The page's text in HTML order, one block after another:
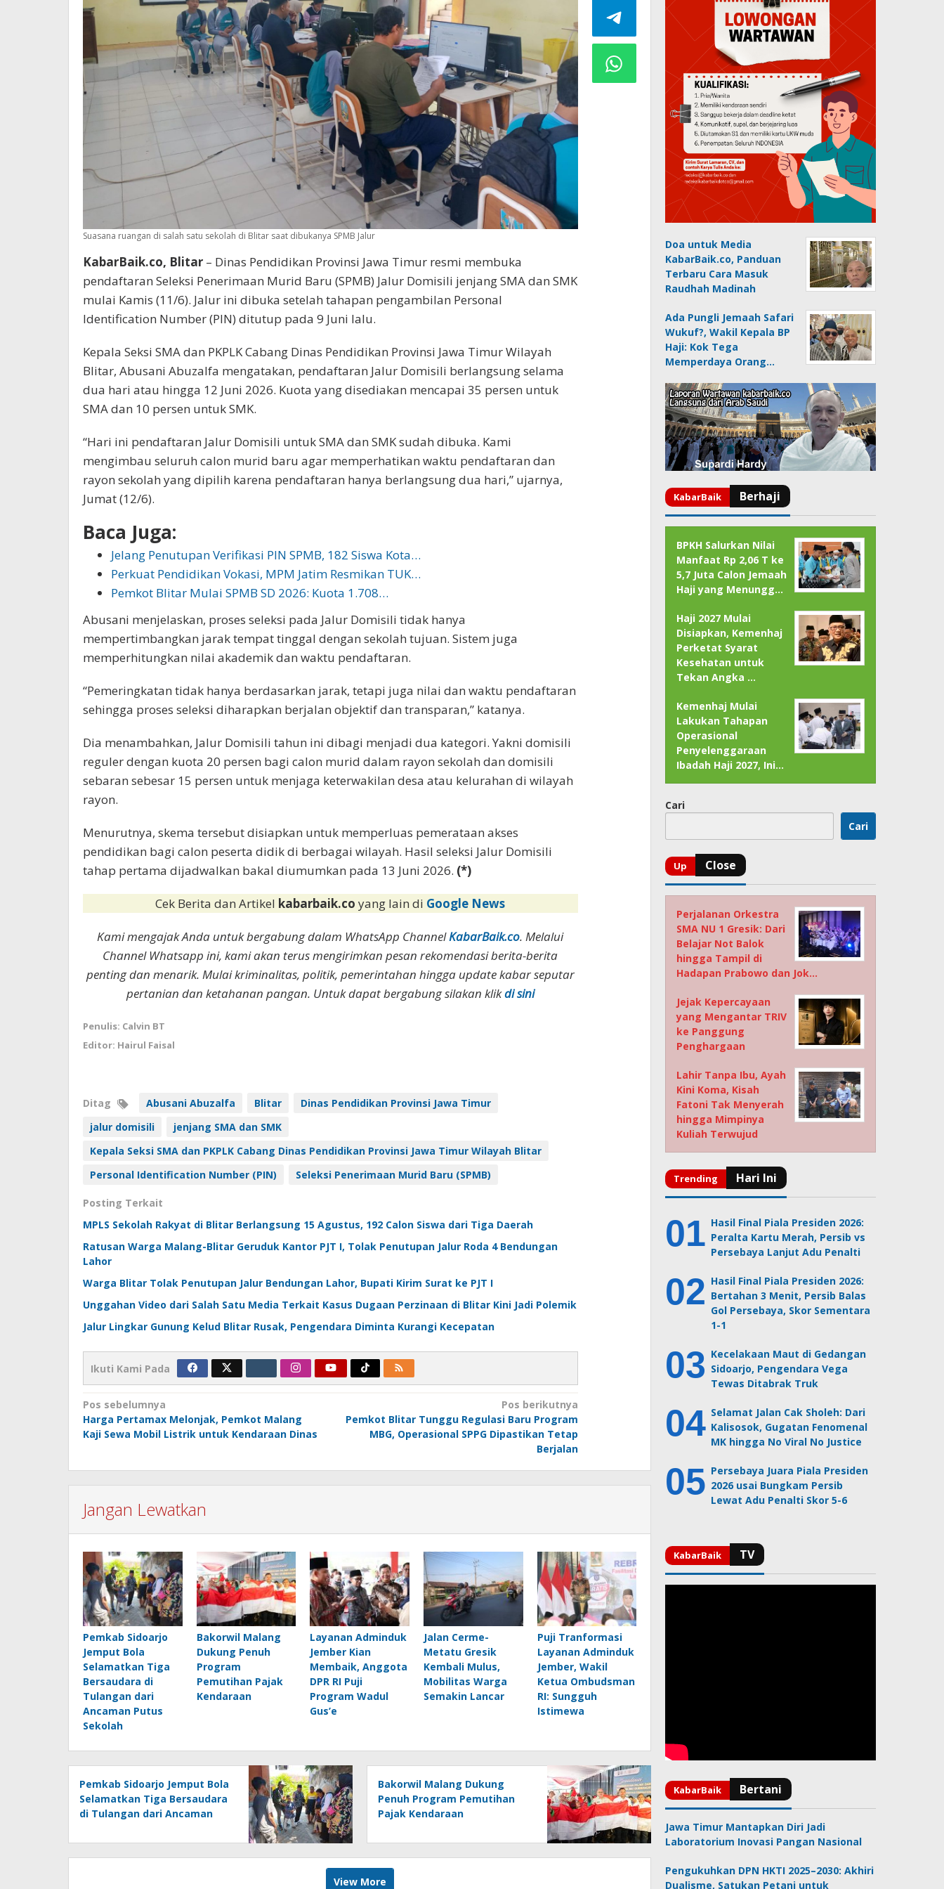
Suasana ruangan di salah satu sekolah di Blitar saat dibukanya SPMB Jalur
KabarBaik.co, Blitar – Dinas Pendidikan Provinsi Jawa Timur resmi membuka
pendaftaran Seleksi Penerimaan Murid Baru (SPMB) Jalur Domisili jenjang SMA dan SMK
mulai Kamis (11/6). Jalur ini dibuka setelah tahapan pengambilan Personal
Identification Number (PIN) ditutup pada 9 Juni lalu.
Kepala Seksi SMA dan PKPLK Cabang Dinas Pendidikan Provinsi Jawa Timur Wilayah
Blitar, Abusani Abuzalfa mengatakan, pendaftaran Jalur Domisili berlangsung selama
dua hari atau hingga 12 Juni 2026. Kuota yang disediakan mencapai 35 persen untuk
SMA dan 10 persen untuk SMK.
“Hari ini pendaftaran Jalur Domisili untuk SMA dan SMK sudah dibuka. Kami
mengimbau seluruh calon murid baru agar memperhatikan waktu pendaftaran dan
rayon sekolah yang dipilih karena pendaftaran hanya berlangsung dua hari,” ujarnya,
Jumat (12/6).
Baca Juga:
Jelang Penutupan Verifikasi PIN SPMB, 182 Siswa Kota…
Perkuat Pendidikan Vokasi, MPM Jatim Resmikan TUK…
Pemkot Blitar Mulai SPMB SD 2026: Kuota 1.708…
Abusani menjelaskan, proses seleksi pada Jalur Domisili tidak hanya
mempertimbangkan jarak tempat tinggal dengan sekolah tujuan. Sistem juga
memperhitungkan nilai akademik dan waktu pendaftaran.
“Pemeringkatan tidak hanya berdasarkan jarak, tetapi juga nilai dan waktu pendaftaran
sehingga proses seleksi diharapkan berjalan objektif dan transparan,” katanya.
Dia menambahkan, Jalur Domisili tahun ini dibagi menjadi dua kategori. Yakni domisili
reguler dengan kuota 20 persen bagi calon murid dalam rayon sekolah dan domisili
sebaran sebesar 15 persen untuk menjaga keterwakilan desa atau kelurahan di wilayah
rayon.
Menurutnya, skema tersebut disiapkan untuk memperluas pemerataan akses
pendidikan bagi calon peserta didik di berbagai wilayah. Hasil seleksi Jalur Domisili
tahap pertama dijadwalkan bakal diumumkan pada 13 Juni 2026. (*)
Cek Berita dan Artikel kabarbaik.coyang lain di Google News
Kami mengajak Anda untuk bergabung dalam WhatsApp ChannelKabarBaik.co. Melalui
Channel Whatsapp ini, kami akan terus mengirimkan pesan rekomendasi berita-berita
penting dan menarik. Mulai kriminalitas, politik, pemerintahan hingga update kabar seputar
pertanian dan ketahanan pangan. Untuk dapat bergabung silakan klikdi sini
Penulis: Calvin BT
Editor: Hairul Faisal
Ditag Abusani Abuzalfa Blitar
Dinas Pendidikan Provinsi Jawa Timur
jalur domisili
jenjang SMA dan SMK
Kepala Seksi SMA dan PKPLK Cabang Dinas Pendidikan Provinsi Jawa Timur Wilayah Blitar
Personal Identification Number (PIN)
Seleksi Penerimaan Murid Baru (SPMB)
Posting Terkait
MPLS Sekolah Rakyat di Blitar Berlangsung 15 Agustus, 192 Calon Siswa dari Tiga Daerah
Ratusan Warga Malang-Blitar Geruduk Kantor PJT I, Tolak Penutupan Jalur Roda 4 Bendungan
Lahor
Warga Blitar Tolak Penutupan Jalur Bendungan Lahor, Bupati Kirim Surat ke PJT I
Unggahan Video dari Salah Satu Media Terkait Kasus Dugaan Perzinaan di Blitar Kini Jadi Polemik
Jalur Lingkar Gunung Kelud Blitar Rusak, Pengendara Diminta Kurangi Kecepatan
Ikuti Kami Pada
Navigasi
pos
Pos sebelumnya
Harga Pertamax Melonjak, Pemkot Malang
Kaji Sewa Mobil Listrik untuk Kendaraan Dinas
Pos berikutnya
Pemkot Blitar Tunggu Regulasi Baru Program
MBG, Operasional SPPG Dipastikan Tetap
Berjalan
Jangan Lewatkan
Pemkab Sidoarjo
Jemput Bola
Selamatkan Tiga
Bersaudara di
Tulangan dari
Ancaman Putus
Sekolah
Bakorwil Malang
Dukung Penuh
Program
Pemutihan Pajak
Kendaraan
Layanan Adminduk
Jember Kian
Membaik, Anggota
DPR RI Puji
Program Wadul
Gus’e
Jalan Cerme-
Metatu Gresik
Kembali Mulus,
Mobilitas Warga
Semakin Lancar
Puji Tranformasi
Layanan Adminduk
Jember, Wakil
Ketua Ombudsman
RI: Sungguh
Istimewa
Pemkab Sidoarjo Jemput Bola
Selamatkan Tiga Bersaudara
di Tulangan dari Ancaman
Bakorwil Malang Dukung
Penuh Program Pemutihan
Pajak Kendaraan
View More
Doa untuk Media
KabarBaik.co, Panduan
Terbaru Cara Masuk
Raudhah Madinah
Ada Pungli Jemaah Safari
Wukuf?, Wakil Kepala BP
Haji: Kok Tega
Memperdaya Orang…
BPKH Salurkan Nilai
Manfaat Rp 2,06 T ke
5,7 Juta Calon Jemaah
Haji yang Menungg…
Haji 2027 Mulai
Disiapkan, Kemenhaj
Perketat Syarat
Kesehatan untuk
Tekan Angka …
Kemenhaj Mulai
Lakukan Tahapan
Operasional
Penyelenggaraan
Ibadah Haji 2027, Ini…
Cari
Cari
Perjalanan Orkestra
SMA NU 1 Gresik: Dari
Belajar Not Balok
hingga Tampil di
Hadapan Prabowo dan Jok…
Jejak Kepercayaan
yang Mengantar TRIV
ke Panggung
Penghargaan
Lahir Tanpa Ibu, Ayah
Kini Koma, Kisah
Fatoni Tak Menyerah
hingga Mimpinya
Kuliah Terwujud
Hasil Final Piala Presiden 2026:
Peralta Kartu Merah, Persib vs
Persebaya Lanjut Adu Penalti
Hasil Final Piala Presiden 2026:
Bertahan 3 Menit, Persib Balas
Gol Persebaya, Skor Sementara
1-1
Kecelakaan Maut di Gedangan
Sidoarjo, Pengendara Vega
Tewas Ditabrak Truk
Selamat Jalan Cak Sholeh: Dari
Kalisosok, Gugatan Fenomenal
MK hingga No Viral No Justice
Persebaya Juara Piala Presiden
2026 usai Bungkam Persib
Lewat Adu Penalti Skor 5-6
Jawa Timur Mantapkan Diri Jadi
Laboratorium Inovasi Pangan Nasional
Pengukuhkan DPN HKTI 2025–2030: Akhiri
Dualisme, Satukan Petani untuk